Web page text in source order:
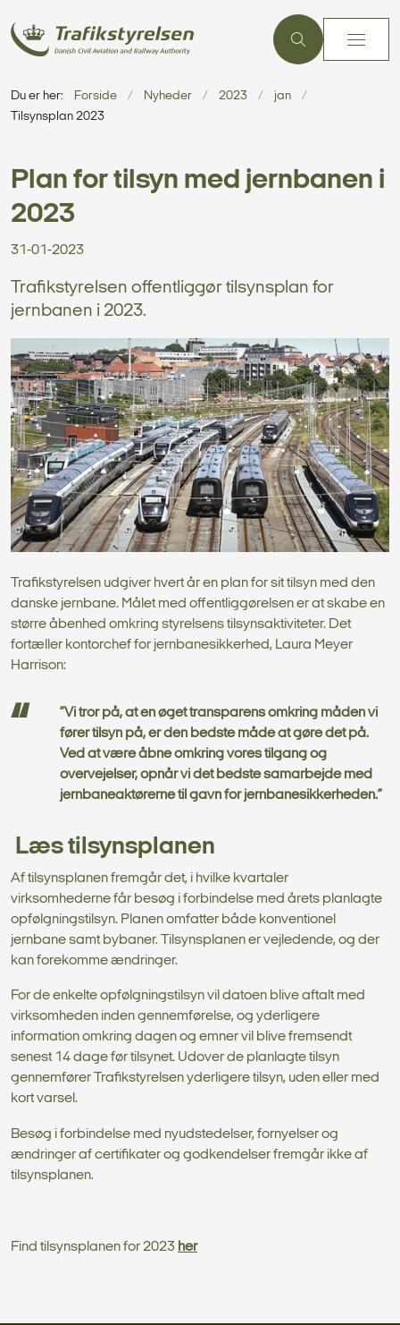
Du er her: Forside Nyheder 2023
jan
Tilsynsplan 2023
Plan for tilsyn med jernbanen i
2023
31-01-2023
Trafikstyrelsen offentliggør tilsynsplan for
jernbanen i 2023.
Trafikstyrelsen udgiver hvert år en plan for sit tilsyn med den
danske jernbane. Målet med offentliggørelsen er at skabe en
større åbenhed omkring styrelsens tilsynsaktiviteter. Det
fortæller kontorchef for jernbanesikkerhed, Laura Meyer
Harrison:
”Vi tror på, at en øget transparens omkring måden vi
fører tilsyn på, er den bedste måde at gøre det på.
Ved at være åbne omkring vores tilgang og
overvejelser, opnår vi det bedste samarbejde med
jernbaneaktørerne til gavn for jernbanesikkerheden.”
Læs tilsynsplanen
Af tilsynsplanen fremgår det, i hvilke kvartaler
virksomhederne får besøg i forbindelse med årets planlagte
opfølgningstilsyn. Planen omfatter både konventionel
jernbane samt bybaner. Tilsynsplanen er vejledende, og der
kan forekomme ændringer.
For de enkelte opfølgningstilsyn vil datoen blive aftalt med
virksomheden inden gennemførelse, og yderligere
information omkring dagen og emner vil blive fremsendt
senest 14 dage før tilsynet. Udover de planlagte tilsyn
gennemfører Trafikstyrelsen yderligere tilsyn, uden eller med
kort varsel.
Besøg i forbindelse med nyudstedelser, fornyelser og
ændringer af certifikater og godkendelser fremgår ikke af
tilsynsplanen.
Find tilsynsplanen for 2023 her